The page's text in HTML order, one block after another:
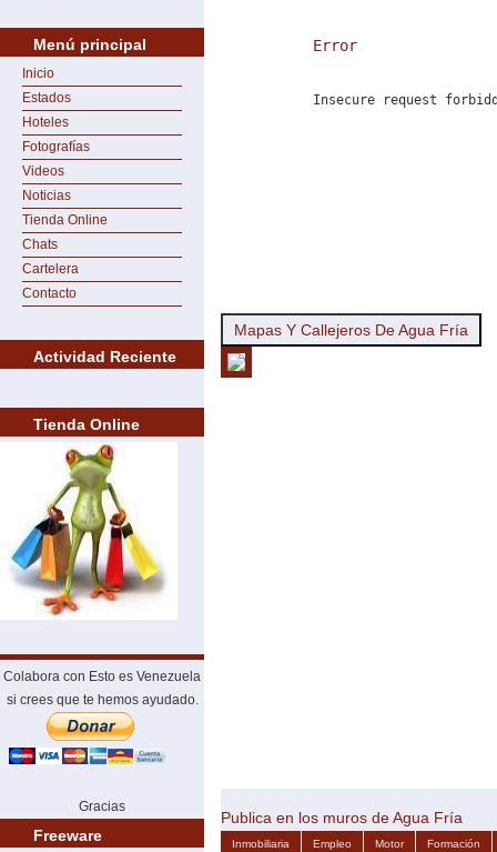
Menú principal
Inicio
Estados
Hoteles
Fotografías
Videos
Noticias
Tienda Online
Chats
Cartelera
Contacto
Actividad Reciente
Tienda Online
Colabora con Esto es Venezuela
si crees que te hemos ayudado.
Gracias
Freeware
Error
Insecure request
Mapas Y Callejeros De Agua Fría
Publica en los muros de Agua Fría
Inmobiliaria Empleo Motor Formación